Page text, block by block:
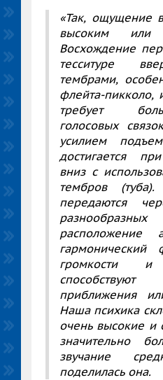
«Так, ощущение
высоким или
Восхождение
тесситуре
тембрами,
флейта-пикколо,
требует
голосовых
усилием
достигается
вниз с
тембров
передаются
расположение
громкости и
приближения
Наша психика
очень высокие и
значительно
звучание
поделилась она.